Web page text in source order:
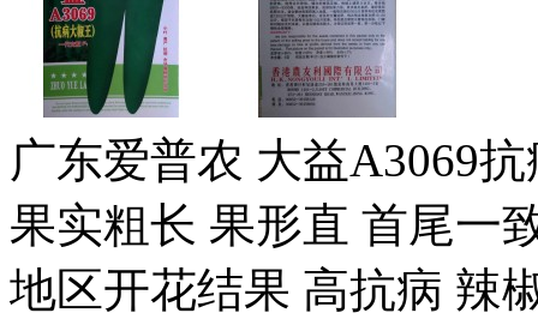
广东爱普农 大益A3069
果实粗长 果形直 首尾一
地区开花结果 高抗病 辣